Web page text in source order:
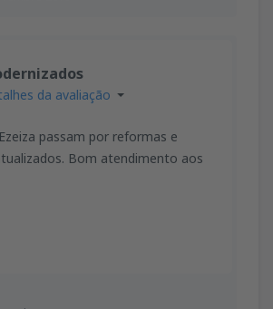
da avaliação
passam por reformas e
Bom atendimento aos